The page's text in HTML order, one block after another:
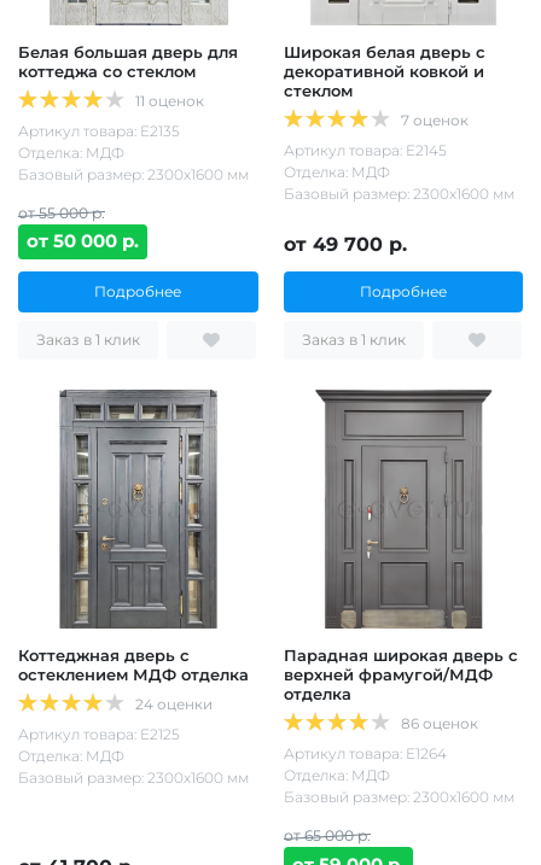
Белая большая дверь для
коттеджа со стеклом
11 оценок
Артикул товара: Е2135
Отделка: МДФ
Базовый размер: 2300х1600 мм
от 55 000 р.
от 50 000 р.
Подробнее
Заказ в 1 клик
Широкая белая дверь с
декоративной ковкой и
стеклом
7 оценок
Артикул товара: Е2145
Отделка: МДФ
Базовый размер: 2300х1600 мм
от 49 700 р.
Подробнее
Заказ в 1 клик
Коттеджная дверь с
остеклением МДФ отделка
24 оценки
Артикул товара: Е2125
Отделка: МДФ
Базовый размер: 2300х1600 мм
Парадная широкая дверь с
верхней фрамугой/МДФ
отделка
86 оценок
Артикул товара: Е1264
Отделка: МДФ
Базовый размер: 2300х1600 мм
от 65 000 р.